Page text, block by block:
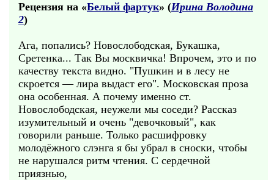
Рецензия на «Белый фартук» (Ирина Володина
2)
Ага, попались? Новослободская, Букашка,
Сретенка... Так Вы москвичка! Впрочем, это и по
качеству текста видно. "Пушкин и в лесу не
скроется — лира выдаст его". Московская проза
она особенная. А почему именно ст.
Новослободская, неужели мы соседи? Рассказ
изумительный и очень "девочковый", как
говорили раньше. Только расшифровку
молодёжного слэнга я бы убрал в сноски, чтобы
не нарушался ритм чтения. С сердечной
приязнью,